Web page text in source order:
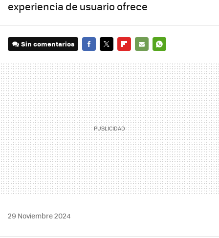
experiencia de usuario ofrece
Sin comentarios
MAIL
29 Noviembre 2024